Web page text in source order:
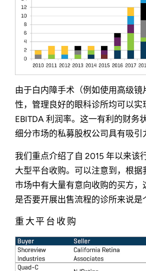
由于白内障手术（例如使用高级镜
性，管理良好的眼科诊所均可以实
EBITDA 利润率。这一有利的财务
细分市场的私募股权公司具有吸引
我们重点介绍了自 2015 年以来该
大型平台收购。可以注意到，根据
市场中有大量有意向收购的买方，
是否要开展出售流程的诊所来说是
重大平台收购